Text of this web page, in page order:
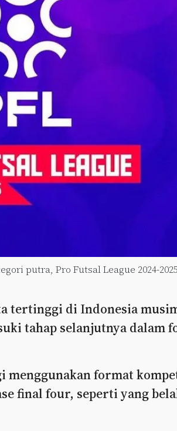
putra, Pro Futsal League 2024-
tertinggi di Indonesia
tahap selanjutnya dalam
menggunakan format
final four, seperti yang